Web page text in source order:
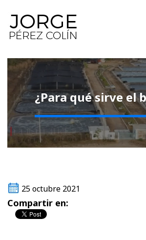
¿Para qué sirve el
25 octubre 2021
Compartir en: